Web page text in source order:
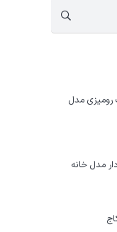
رومیزی مدل
مدل خانه